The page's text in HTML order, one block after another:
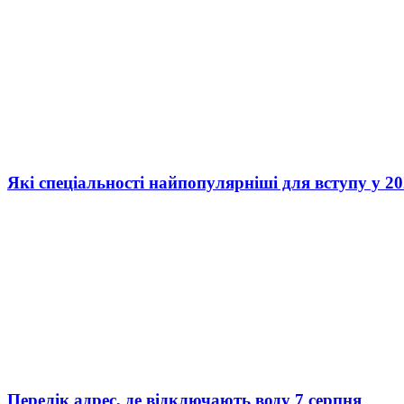
Які спеціальності найпопулярніші для вступу у
Перелік адрес, де відключають воду 7 серпня